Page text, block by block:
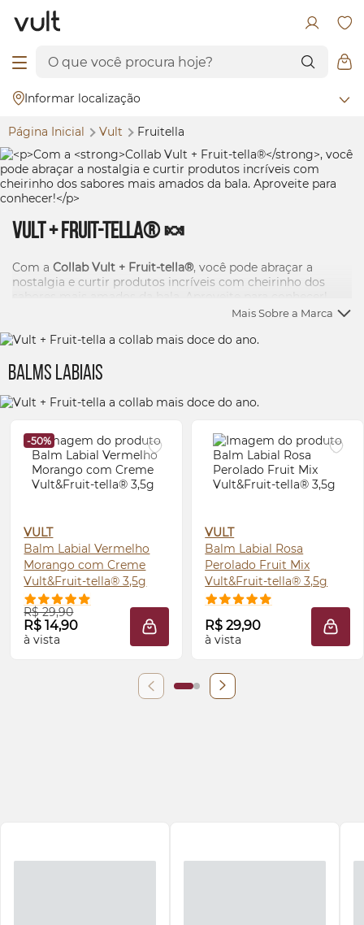
Informar localização
Página Inicial Vult Fruitella
Vult + Fruit-tella® 🍬
Com aCollab Vult + Fruit-tella®, você pode abraçar a
nostalgia e curtir produtos incríveis com cheirinho dos
sabores mais amados da bala. Aproveite para conhecer!
Mais Sobre a Marca
Balms Labiais
-50%
VULT
Balm Labial Vermelho
Morango com Creme
Vult&Fruit-tella® 3,5g
R$ 29,90
R$ 14,90
à vista ADICIONAR À SACOLA
VULT
Balm Labial Rosa
Perolado Fruit Mix
Vult&Fruit-tella® 3,5g
R$ 29,90
à vista